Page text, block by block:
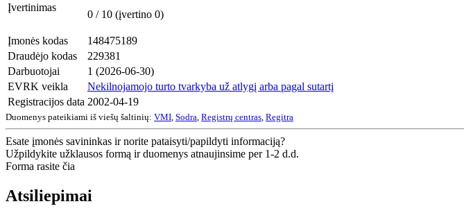
Įvertinimas
0 / 10 (įvertino 0)
Įmonės kodas
148475189
Draudėjo kodas
229381
Darbuotojai
1 (2026-06-30)
EVRK veikla
Nekilnojamojo turto tvarkyba už atlygį arba pagal sutartį
Registracijos data 2002-04-19
Duomenys pateikiami iš viešų šaltinių: VMI Sodra Registrų centras Regitra
Esate įmonės savininkas ir norite pataisyti/papildyti informaciją?
Užpildykite užklausos formą ir duomenys atnaujinsime per 1-2 d.d.
Forma rasite čia
Atsiliepimai